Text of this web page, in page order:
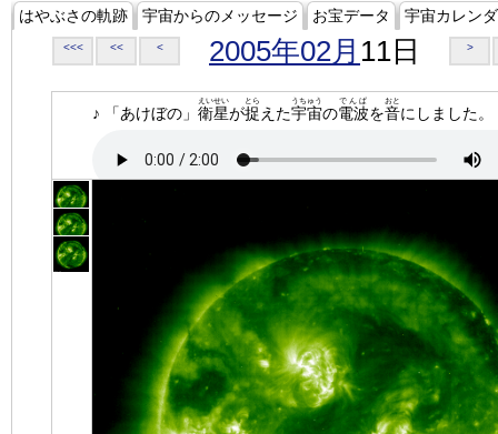
はやぶさの軌跡 宇宙からのメッセージ お宝データ 宇宙カレン
<<< << < 2005年02月 11日 >
♪ 「あけぼの」 衛星
えいせい
が捉
とら
えた宇宙
うちゅう
の電波
でんぱ
を音
おと
にしました。